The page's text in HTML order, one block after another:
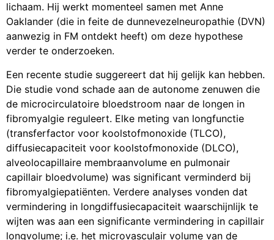
lichaam. Hij werkt momenteel samen met Anne
Oaklander (die in feite de dunnevezelneuropathie (DVN)
aanwezig in FM ontdekt heeft) om deze hypothese
verder te onderzoeken.
Een recente studie suggereert dat hij gelijk kan hebben.
Die studie vond schade aan de autonome zenuwen die
de microcirculatoire bloedstroom naar de longen in
fibromyalgie reguleert. Elke meting van longfunctie
(transferfactor voor koolstofmonoxide (TLCO),
diffusiecapaciteit voor koolstofmonoxide (DLCO),
alveolocapillaire membraanvolume en pulmonair
capillair bloedvolume) was significant verminderd bij
fibromyalgiepatiënten. Verdere analyses vonden dat
vermindering in longdiffusiecapaciteit waarschijnlijk te
wijten was aan een significante vermindering in capillair
longvolume; i.e. het microvasculair volume van de